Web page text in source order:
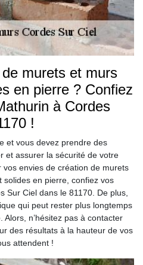
murets et murs
en pierre ? Confiez
à Cordes
!
et vous devez prendre des
et assurer la sécurité de votre
envies de création de murets
en pierre, confiez vos
Sur Ciel dans le 81170. De plus,
qui peut rester plus longtemps
n’hésitez pas à contacter
des résultats à la hauteur de vos
attendent !